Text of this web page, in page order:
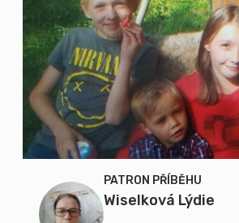
PATRON PŘÍBĚHU
Wiselková Lýdie